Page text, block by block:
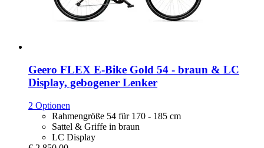
Geero FLEX E-​Bike Gold 54 -​ braun & LC
Display, gebogener Lenker
2 Optionen
Rahmengröße 54 für 170 - 185 cm
Sattel & Griffe in braun
LC Display